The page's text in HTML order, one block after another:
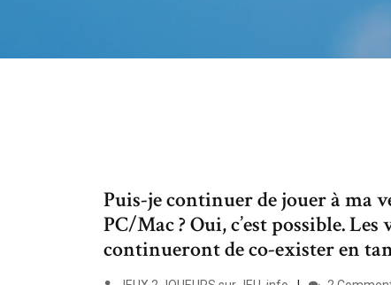
Puis-je continuer de jouer à ma
PC/Mac ? Oui, c’est possible.
continueront de co-exister en